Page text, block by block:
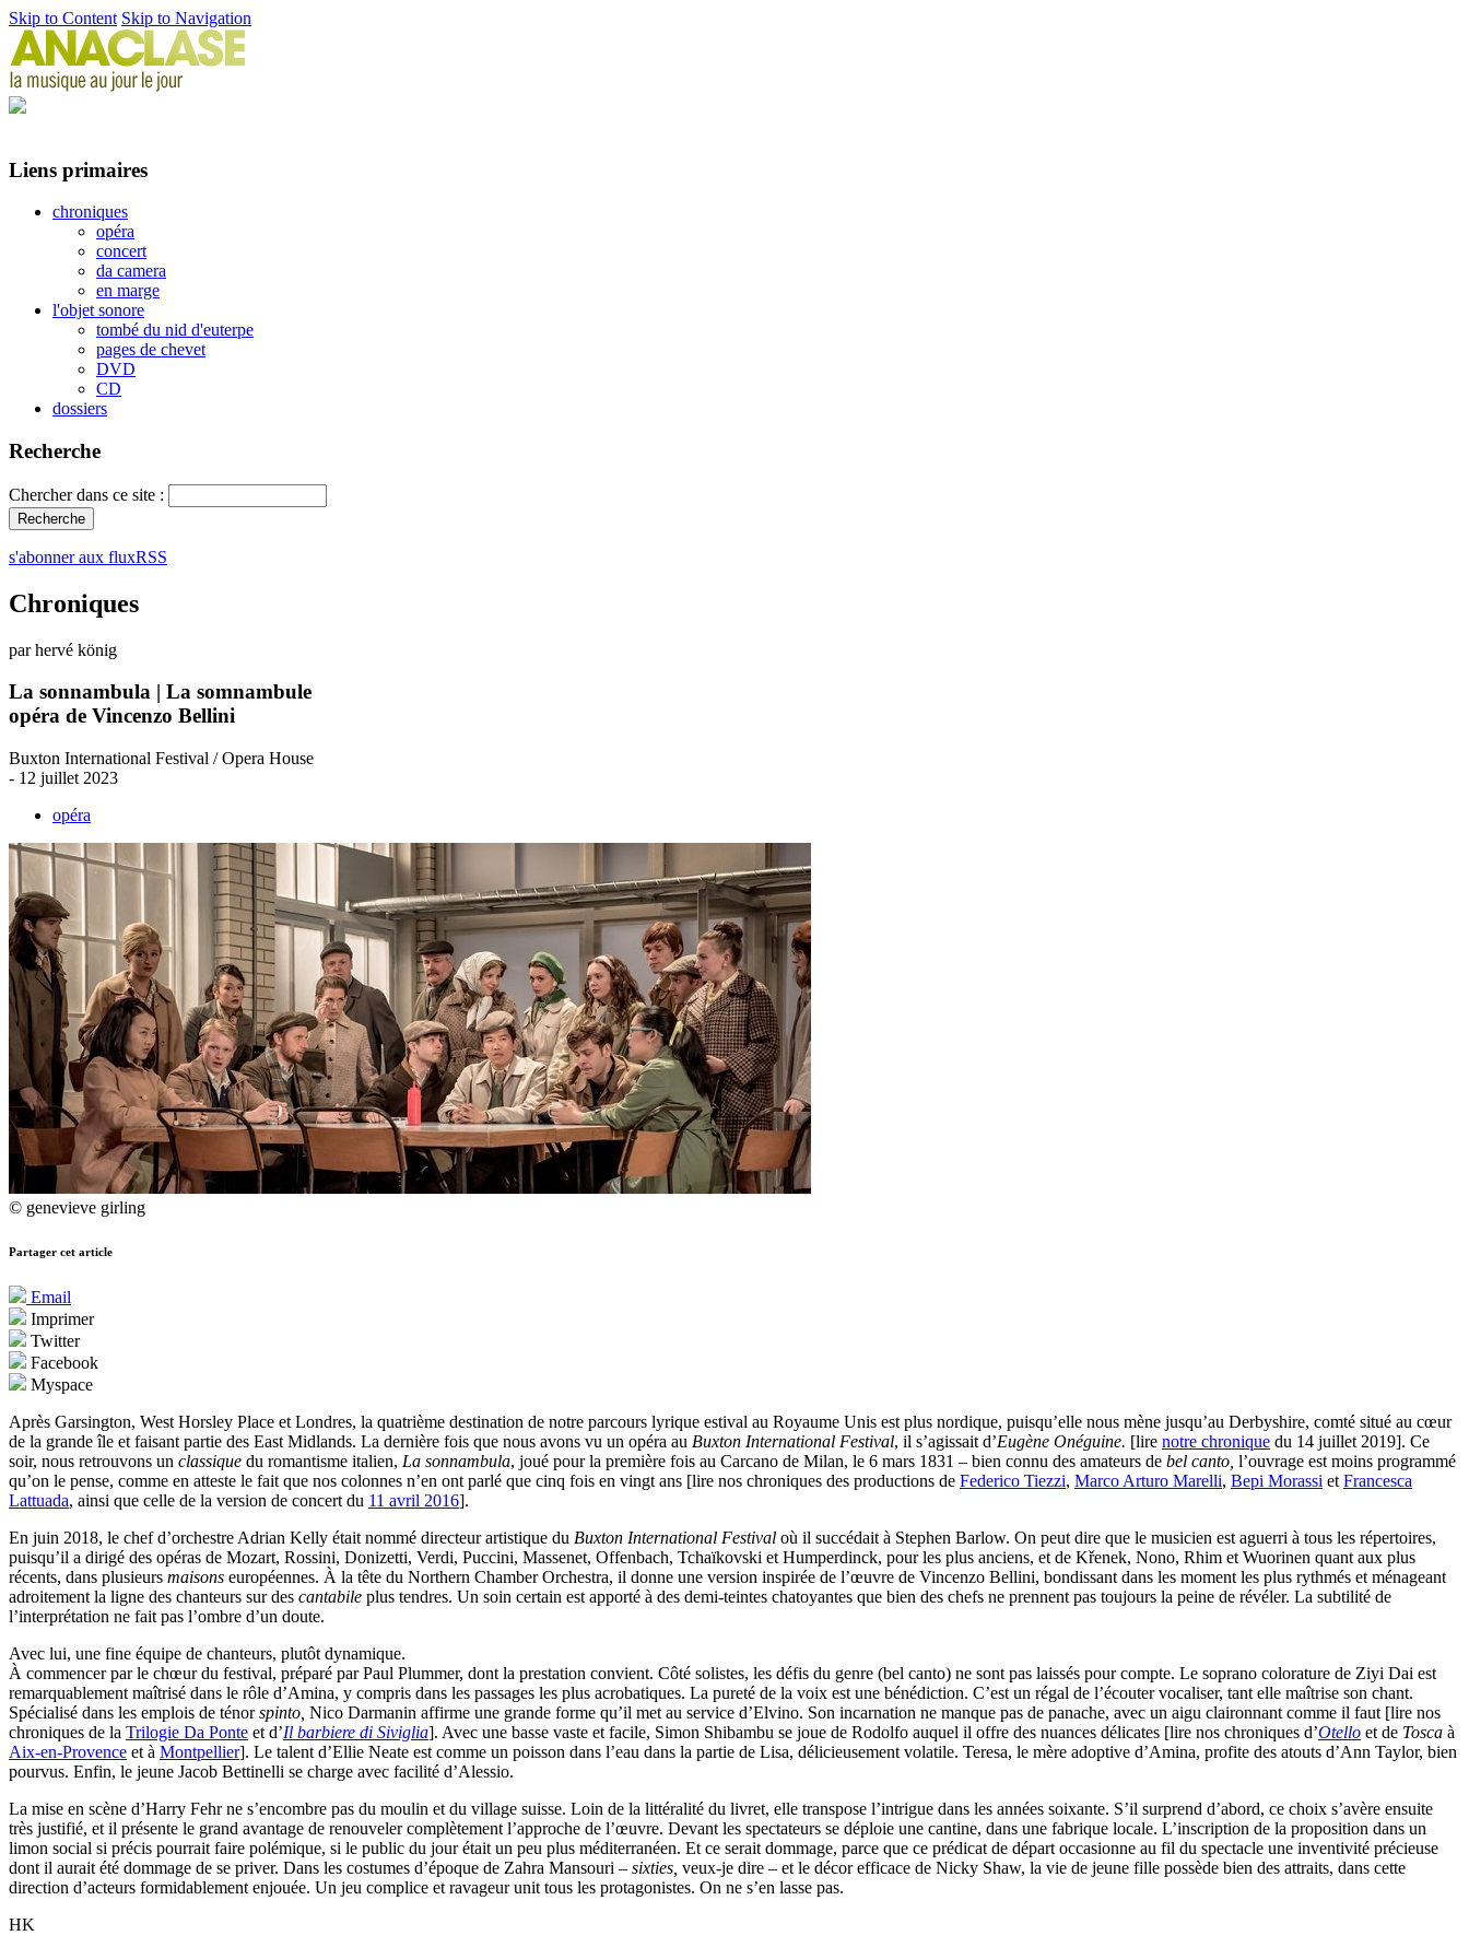
Skip to Content Skip to Navigation
Liens primaires
chroniques
opéra
concert
da camera
en marge
l'objet sonore
tombé du nid d'euterpe
pages de chevet
DVD
CD
dossiers
Recherche
Chercher dans ce site :
s'abonner aux fluxRSS
Chroniques
par hervé könig
La sonnambula | La somnambule
opéra de Vincenzo Bellini
Buxton International Festival / Opera House
- 12 juillet 2023
opéra
© genevieve girling
Partager cet article
Email
Imprimer
Twitter
Facebook
Myspace
Après Garsington, West Horsley Place et Londres, la quatrième destination de notre parcours lyrique estival au Royaume Unis est plus nordique, puisqu’elle nous mène jusqu’au Derbyshire, comté situé au cœur
de la grande île et faisant partie des East Midlands. La dernière fois que nous avons vu un opéra au Buxton International Festival, il s’agissait d’Eugène Onéguine. [lire notre chronique du 14 juillet 2019]. Ce
soir, nous retrouvons un classique du romantisme italien, La sonnambula, joué pour la première fois au Carcano de Milan, le 6 mars 1831 – bien connu des amateurs de bel canto, l’ouvrage est moins programmé
qu’on le pense, comme en atteste le fait que nos colonnes n’en ont parlé que cinq fois en vingt ans [lire nos chroniques des productions de Federico Tiezzi, Marco Arturo Marelli, Bepi Morassi et Francesca
Lattuada, ainsi que celle de la version de concert du 11 avril 2016].
En juin 2018, le chef d’orchestre Adrian Kelly était nommé directeur artistique du Buxton International Festival où il succédait à Stephen Barlow. On peut dire que le musicien est aguerri à tous les répertoires,
puisqu’il a dirigé des opéras de Mozart, Rossini, Donizetti, Verdi, Puccini, Massenet, Offenbach, Tchaïkovski et Humperdinck, pour les plus anciens, et de Křenek, Nono, Rhim et Wuorinen quant aux plus
récents, dans plusieurs maisons européennes. À la tête du Northern Chamber Orchestra, il donne une version inspirée de l’œuvre de Vincenzo Bellini, bondissant dans les moment les plus rythmés et ménageant
adroitement la ligne des chanteurs sur des cantabile plus tendres. Un soin certain est apporté à des demi-teintes chatoyantes que bien des chefs ne prennent pas toujours la peine de révéler. La subtilité de
l’interprétation ne fait pas l’ombre d’un doute.
Avec lui, une fine équipe de chanteurs, plutôt dynamique.
À commencer par le chœur du festival, préparé par Paul Plummer, dont la prestation convient. Côté solistes, les défis du genre (bel canto) ne sont pas laissés pour compte. Le soprano colorature de Ziyi Dai est
remarquablement maîtrisé dans le rôle d’Amina, y compris dans les passages les plus acrobatiques. La pureté de la voix est une bénédiction. C’est un régal de l’écouter vocaliser, tant elle maîtrise son chant.
Spécialisé dans les emplois de ténorspinto, Nico Darmanin affirme une grande forme qu’il met au service d’Elvino. Son incarnation ne manque pas de panache, avec un aigu claironnant comme il faut [lire nos
chroniques de la Trilogie Da Ponte et d’Il barbiere di Siviglia]. Avec une basse vaste et facile, Simon Shibambu se joue de Rodolfo auquel il offre des nuances délicates [lire nos chroniques d’Otello et de Tosca à
Aix-en-Provence et à Montpellier]. Le talent d’Ellie Neate est comme un poisson dans l’eau dans la partie de Lisa, délicieusement volatile. Teresa, le mère adoptive d’Amina, profite des atouts d’Ann Taylor, bien
pourvus. Enfin, le jeune Jacob Bettinelli se charge avec facilité d’Alessio.
La mise en scène d’Harry Fehr ne s’encombre pas du moulin et du village suisse. Loin de la littéralité du livret, elle transpose l’intrigue dans les années soixante. S’il surprend d’abord, ce choix s’avère ensuite
très justifié, et il présente le grand avantage de renouveler complètement l’approche de l’œuvre. Devant les spectateurs se déploie une cantine, dans une fabrique locale. L’inscription de la proposition dans un
limon social si précis pourrait faire polémique, si le public du jour était un peu plus méditerranéen. Et ce serait dommage, parce que ce prédicat de départ occasionne au fil du spectacle une inventivité précieuse
dont il aurait été dommage de se priver. Dans les costumes d’époque de Zahra Mansouri – sixties, veux-je dire – et le décor efficace de Nicky Shaw, la vie de jeune fille possède bien des attraits, dans cette
direction d’acteurs formidablement enjouée. Un jeu complice et ravageur unit tous les protagonistes. On ne s’en lasse pas.
HK